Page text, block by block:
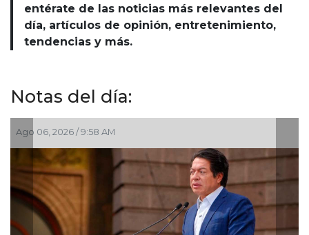
entérate de las noticias más relevantes del
día, artículos de opinión, entretenimiento,
tendencias y más.
Notas del día:
06, 2026 / 9:58 AM